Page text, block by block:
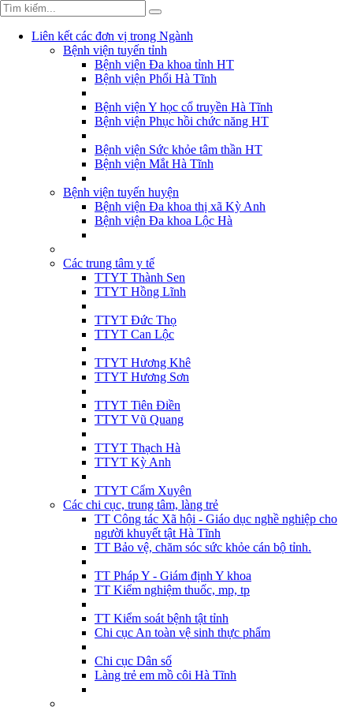
Liên kết các đơn vị trong Ngành
Bệnh viện tuyến tỉnh
Bệnh viện Đa khoa tỉnh HT
Bệnh viện Phổi Hà Tĩnh
Bệnh viện Y học cổ truyền Hà Tĩnh
Bệnh viện Phục hồi chức năng HT
Bệnh viện Sức khỏe tâm thần HT
Bệnh viện Mắt Hà Tĩnh
Bệnh viện tuyến huyện
Bệnh viện Đa khoa thị xã Kỳ Anh
Bệnh viện Đa khoa Lộc Hà
Các trung tâm y tế
TTYT Thành Sen
TTYT Hồng Lĩnh
TTYT Đức Thọ
TTYT Can Lộc
TTYT Hương Khê
TTYT Hương Sơn
TTYT Tiên Điền
TTYT Vũ Quang
TTYT Thạch Hà
TTYT Kỳ Anh
TTYT Cẩm Xuyên
Các chi cục, trung tâm, làng trẻ
TT Công tác Xã hội - Giáo dục nghề nghiệp cho
người khuyết tật Hà Tĩnh
TT Bảo vệ, chăm sóc sức khỏe cán bộ tỉnh.
TT Pháp Y - Giám định Y khoa
TT Kiểm nghiệm thuốc, mp, tp
TT Kiểm soát bệnh tật tỉnh
Chi cục An toàn vệ sinh thực phẩm
Chi cục Dân số
Làng trẻ em mồ côi Hà Tĩnh